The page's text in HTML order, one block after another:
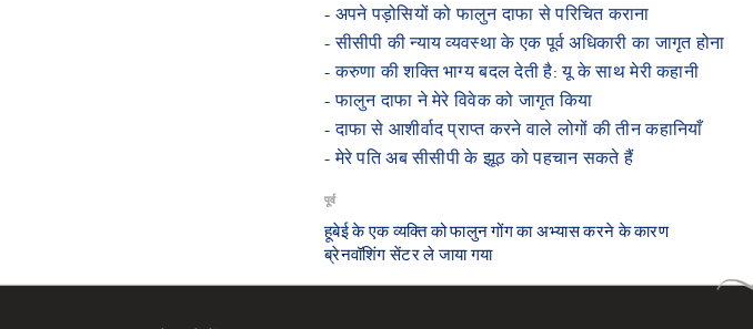
- ​अपने पड़ोसियों को फालुन दाफा से परिचित कराना
- ​सीसीपी की न्याय व्यवस्था के एक पूर्व अधिकारी का जागृत होना
- ​करुणा की शक्ति भाग्य बदल देती है: यू के साथ मेरी कहानी
- फालुन दाफा ने मेरे विवेक को जागृत किया
- ​दाफा से आशीर्वाद प्राप्त करने वाले लोगों की तीन कहानियाँ
- ​मेरे पति अब सीसीपी के झूठ को पहचान सकते हैं
पूर्व
​हूबेई के एक व्यक्ति को फालुन गोंग का अभ्यास करने के कारण
ब्रेनवॉशिंग सेंटर ले जाया गया